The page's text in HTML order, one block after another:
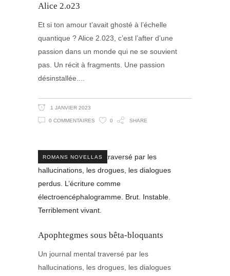
Alice 2.o23
Et si ton amour t’avait ghosté à l’échelle
quantique ? Alice 2.023, c’est l’after d’une
passion dans un monde qui ne se souvient
pas. Un récit à fragments. Une passion
désinstallée.
1 JANVIER 2023
0 COMMENTAIRES 0 SHARE
ROMANS NOVELLAS
Apophtegmes sous bêta-bloquants
Un journal mental traversé par les
hallucinations, les drogues, les dialogues